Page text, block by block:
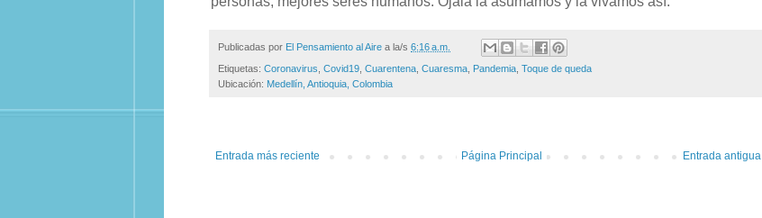
Publicadas por El Pensamiento al Aire a la/s 6:16 a.m.
Etiquetas: Coronavirus, Covid19, Cuarentena, Cuaresma, Pandemia, Toque de queda
Ubicación: Medellín, Antioquia, Colombia
Entrada más reciente Entrada antigua
Página Principal